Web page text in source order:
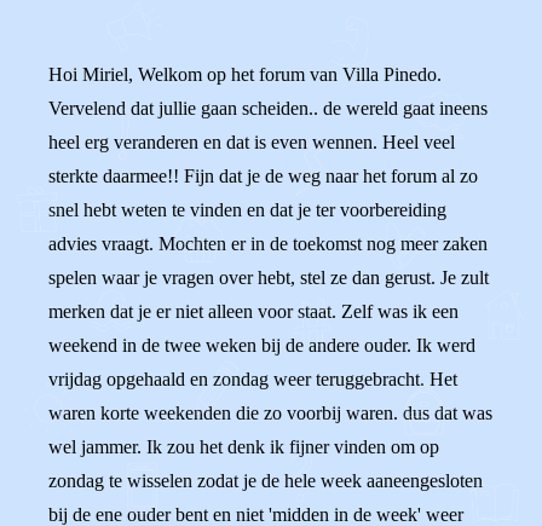
Hoi Miriel, Welkom op het forum van Villa Pinedo.
Vervelend dat jullie gaan scheiden.. de wereld gaat ineens
heel erg veranderen en dat is even wennen. Heel veel
sterkte daarmee!! Fijn dat je de weg naar het forum al zo
snel hebt weten te vinden en dat je ter voorbereiding
advies vraagt. Mochten er in de toekomst nog meer zaken
spelen waar je vragen over hebt, stel ze dan gerust. Je zult
merken dat je er niet alleen voor staat. Zelf was ik een
weekend in de twee weken bij de andere ouder. Ik werd
vrijdag opgehaald en zondag weer teruggebracht. Het
waren korte weekenden die zo voorbij waren. dus dat was
wel jammer. Ik zou het denk ik fijner vinden om op
zondag te wisselen zodat je de hele week aaneengesloten
bij de ene ouder bent en niet 'midden in de week' weer